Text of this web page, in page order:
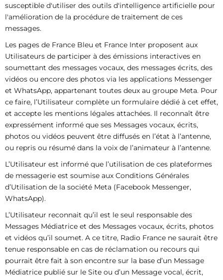
susceptible d'utiliser des outils d'intelligence artificielle pour
l'amélioration de la procédure de traitement de ces
messages.
Les pages de France Bleu et France Inter proposent aux
Utilisateurs de participer à des émissions interactives en
soumettant des messages vocaux, des messages écrits, des
vidéos ou encore des photos via les applications Messenger
et WhatsApp, appartenant toutes deux au groupe Meta. Pour
ce faire, l’Utilisateur complète un formulaire dédié à cet effet,
et accepte les mentions légales attachées. Il reconnaît être
expressément informé que ses Messages vocaux, écrits,
photos ou vidéos peuvent être diffusés en l’état à l’antenne,
ou repris ou résumé dans la voix de l’animateur à l’antenne.
L’Utilisateur est informé que l’utilisation de ces plateformes
de messagerie est soumise aux Conditions Générales
d’Utilisation de la société Meta (Facebook Messenger,
WhatsApp).
L’Utilisateur reconnait qu’il est le seul responsable des
Messages Médiatrice et des Messages vocaux, écrits, photos
et vidéos qu’il soumet. A ce titre, Radio France ne saurait être
tenue responsable en cas de réclamation ou recours qui
pourrait être fait à son encontre sur la base d’un Message
Médiatrice publié sur le Site ou d’un Message vocal, écrit,